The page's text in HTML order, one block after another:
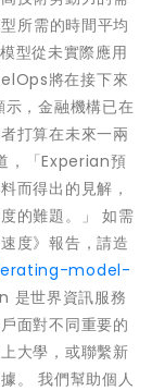
所需的時間平均
型從未實際應用
將在接下來
，金融機構已在
打算在未來一兩
，「Experian預
而得出的見解，
的難題。」 如需
度》報告，請造
model-
是世界資訊服務
面對不同重要的
大學，或聯繫新
。 我們幫助個人